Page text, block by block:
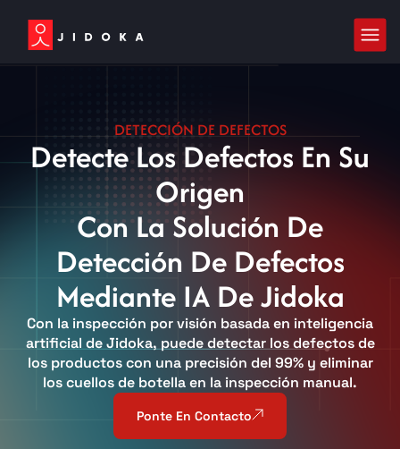
DETECCIÓN DE DEFECTOS
Detecte Los Defectos En Su
Origen
Con La Solución De
Detección De Defectos
Mediante IA De Jidoka
Con la inspección por visión basada en inteligencia
artificial de Jidoka, puede detectar los defectos de
los productos con una precisión del 99% y eliminar
los cuellos de botella en la inspección manual.
Ponte En Contacto